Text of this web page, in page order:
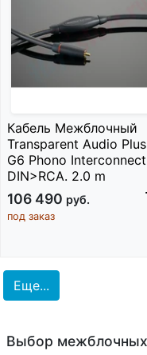
Кабель Межблочный
Transparent Audio Plus
G6 Phono Interconnect
DIN>RCA. 2.0 m
106 490 руб.
под заказ
Еще...
Выбор межблочных